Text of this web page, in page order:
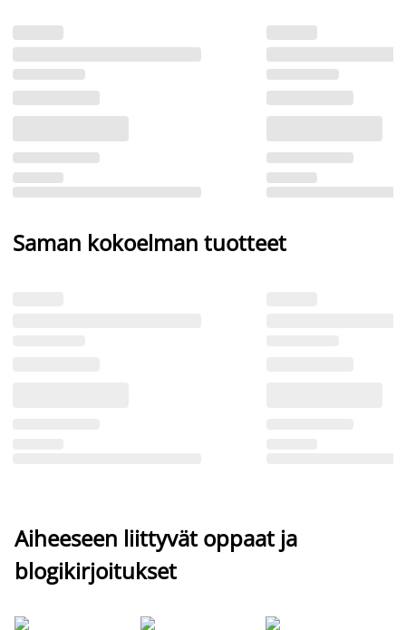
Saman kokoelman tuotteet
Aiheeseen liittyvät oppaat ja
blogikirjoitukset